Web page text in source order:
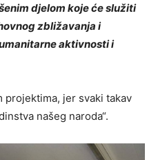
djelom koje će služiti
zbližavanja i
aktivnosti i
projektima, jer svaki takav
našeg naroda“.